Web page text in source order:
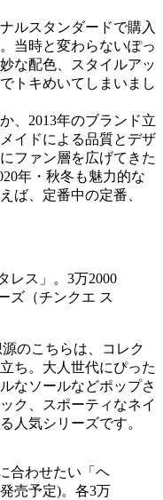
ルスタンダードで購入
当時と変わらないぽっ
な配色、スタイルアッ
トキめいてしまいまし
、2013年のブランド立
イドによる品質とデザ
ファン層を広げてきた
年・秋冬も魅力的な
ば、定番中の定番、
レス」。3万2000
ズ（チンクエ ス
のこちらは、コレク
ち。大人世代にぴった
なソールなどポップさ
ク、スポーティなネイ
人気シリーズです。
合わせたい「ヘ
売予定)。各3万